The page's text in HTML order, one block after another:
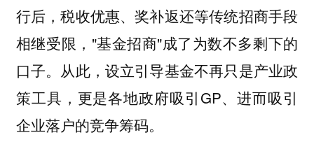
行后，税收优惠、奖补返还等传统招商手段
相继受限，"基金招商"成了为数不多剩下的
口子。从此，设立引导基金不再只是产业政
策工具，更是各地政府吸引GP、进而吸引
企业落户的竞争筹码。